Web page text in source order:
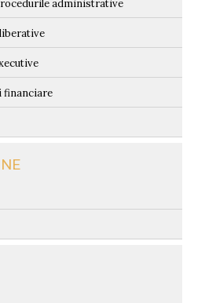
administrative
financiare